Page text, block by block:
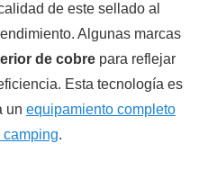
de este sellado al
Algunas marcas
de cobre para reflejar
Esta tecnología es
un equipamiento completo
.